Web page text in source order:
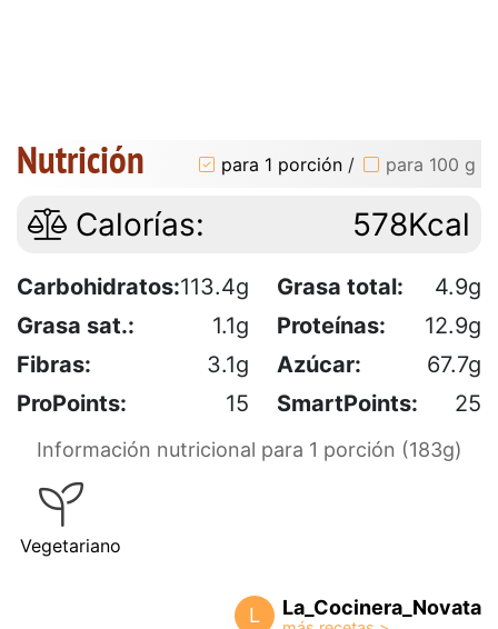
Nutrición para 1 porción / para 100 g
Calorías: 578Kcal
Carbohidratos:113.4g Grasa total:
4.9g
Grasa sat.:
1.1g Proteínas:
12.9g
Fibras:
3.1g Azúcar:
67.7g
ProPoints:
15 SmartPoints: 25
Información nutricional para 1 porción (183g)
Vegetariano
L La_Cocinera_Novata